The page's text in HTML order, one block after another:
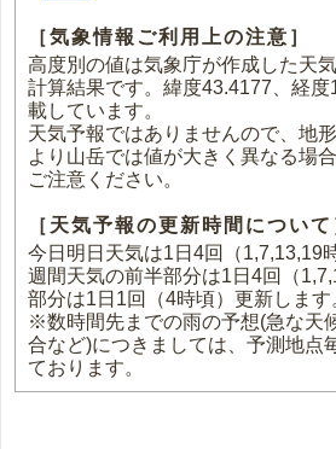
［気象情報ご利用上の注意］
高度別の値は気象庁が作成した天
計算結果です。緯度43.4177、経
載しています。
天気予報ではありませんので、地
より山岳では値が大きく異なる場
ご注意ください。
［天気予報の更新時間について
今日明日天気は1日4回（1,7,13,19
週間天気の前半部分は1日4回（
部分は1日1回（4時頃）更新します
※数時間先までの雨の予想(急な天
合など)につきましては、予測地点
ております。